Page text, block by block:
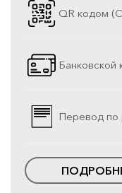
QR кодом
Банковской
Перевод по